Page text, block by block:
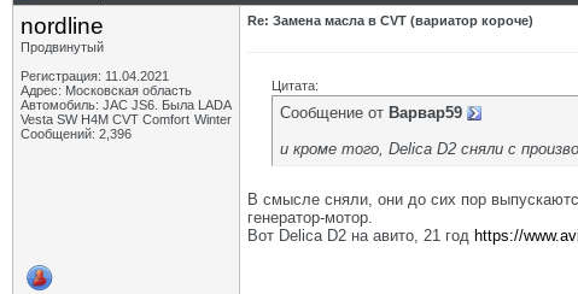
nordline
Продвинутый
Регистрация: 11.04.2021
Адрес: Московская область
Автомобиль: JAC JS6. Была LADA
Vesta SW H4M CVT Comfort Winter
Сообщений: 2,396
Re: Замена масла в CVT (вариатор короче)
Цитата:
Сообщение от Варвар59
и кроме того, Delica D2 сняли с
В смысле сняли, они до сих пор
генератор-мотор.
Вот Delica D2 на авито, 21 год https://